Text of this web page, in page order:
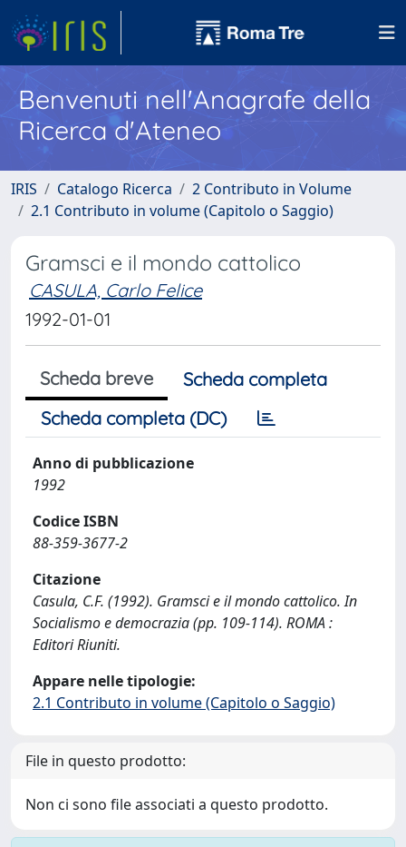
Benvenuti nell'Anagrafe della
Ricerca d'Ateneo
IRIS Catalogo Ricerca
2 Contributo in Volume
2.1 Contributo in volume (Capitolo o Saggio)
Gramsci e il mondo cattolico
CASULA, Carlo Felice
1992-01-01
Scheda breve
Scheda completa
Scheda completa (DC)
Anno di pubblicazione
1992
Codice ISBN
88-359-3677-2
Citazione
Casula, C.F. (1992). Gramsci e il mondo cattolico. In
Socialismo e democrazia (pp. 109-114). ROMA :
Editori Riuniti.
Appare nelle tipologie:
2.1 Contributo in volume (Capitolo o Saggio)
File in questo prodotto:
Non ci sono file associati a questo prodotto.